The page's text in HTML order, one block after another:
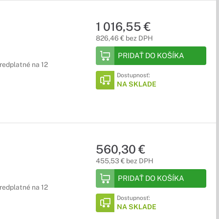
na 12
1 016,55 €
826,46 € bez DPH
PRIDAŤ DO KOŠÍKA
Dostupnosť:
NA SKLADE
na 12
560,30 €
455,53 € bez DPH
PRIDAŤ DO KOŠÍKA
Dostupnosť:
NA SKLADE